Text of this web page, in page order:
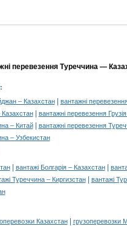
перевезення Туреччина —
– Казахстан|
вантажні
Казахстан|
вантажні перевезення
– Китай|
вантажні перевезення
– Узбекистан
| вантажі Болгарія – Казахстан|
Туреччина – Киргизстан|
вантажі
Казахстан|
грузоперевозки